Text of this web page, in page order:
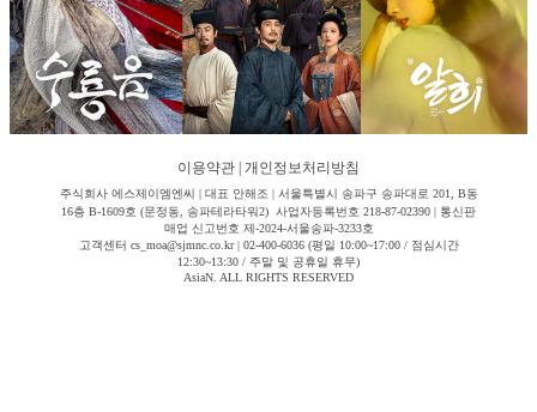
이용약관 개인정보처리방침
주식회사 에스제이엠엔씨 | 대표 안해조 | 서울특별시 송파구 송파대로 201, B동
16층 B-1609호 (문정동, 송파테라타워2) 사업자등록번호 218-87-02390 | 통신판
매업 신고번호 제-2024-서울송파-3233호
고객센터 cs_moa@sjmnc.co.kr | 02-400-6036 (평일 10:00~17:00 / 점심시간
12:30~13:30 / 주말 및 공휴일 휴무)
AsiaN. ALL RIGHTS RESERVED